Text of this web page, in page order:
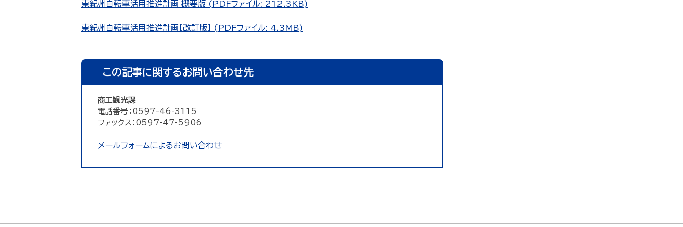
東紀州自転車活用推進計画 概要版 (PDFファイル: 212.3KB)
東紀州自転車活用推進計画【改訂版】 (PDFファイル: 4.3MB)
この記事に関するお問い合わせ先
商工観光課
電話番号：0597-46-3115
ファックス：0597-47-5906
メールフォームによるお問い合わせ